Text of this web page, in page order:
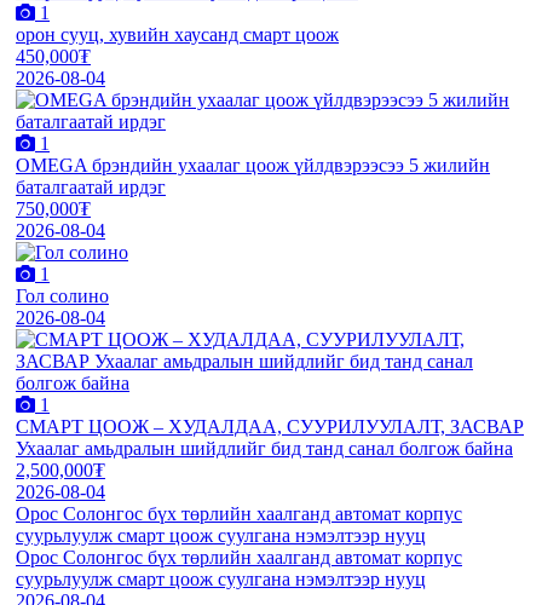
1
орон сууц, хувийн хаусанд смарт цоож
450,000₮
2026-08-04
1
OMEGA брэндийн ухаалаг цоож үйлдвэрээсээ 5 жилийн
баталгаатай ирдэг
750,000₮
2026-08-04
1
Гол солино
2026-08-04
1
СМАРТ ЦООЖ – ХУДАЛДАА, СУУРИЛУУЛАЛТ, ЗАСВАР
Ухаалаг амьдралын шийдлийг бид танд санал болгож байна
2,500,000₮
2026-08-04
Орос Солонгос бүх төрлийн хаалганд автомат корпус
суурьлуулж смарт цоож суулгана нэмэлтээр нууц
Орос Солонгос бүх төрлийн хаалганд автомат корпус
суурьлуулж смарт цоож суулгана нэмэлтээр нууц
2026-08-04